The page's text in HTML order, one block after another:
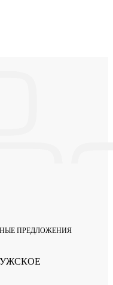
ПРЕДЛОЖЕНИЯ